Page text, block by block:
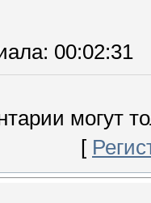
: 00:02:31
могут
[